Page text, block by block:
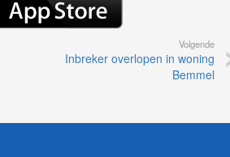
Volgende
Inbreker overlopen in woning
Bemmel